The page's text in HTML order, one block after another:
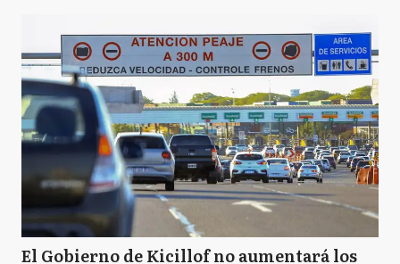
El Gobierno de Kicillof no aumentará los